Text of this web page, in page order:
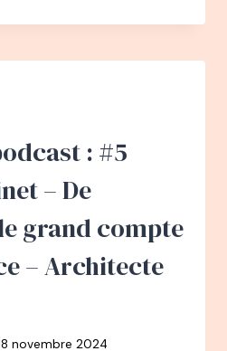
: #5
– De
grand compte
– Architecte
novembre 2024